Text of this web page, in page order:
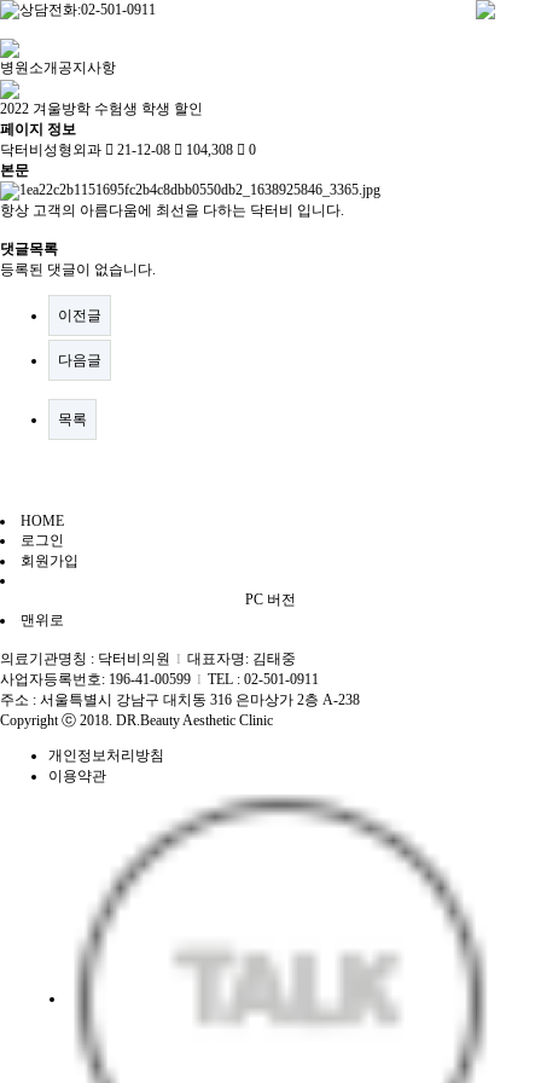
병원소개 공지사항
2022 겨울방학 수험생 학생 할인
페이지 정보
닥터비성형외과
21-12-08 104,308
0
본문
항상 고객의 아름다움에 최선을 다하는 닥터비 입니다.
댓글목록
등록된 댓글이 없습니다.
이전글
다음글
목록
HOME
로그인
회원가입
PC 버전
맨위로
의료기관명칭 : 닥터비의원 I 대표자명: 김태중
사업자등록번호: 196-41-00599 I TEL : 02-501-0911
주소 : 서울특별시 강남구 대치동 316 은마상가 2층 A-238
Copyright ⓒ 2018. DR.Beauty Aesthetic Clinic
개인정보처리방침
이용약관